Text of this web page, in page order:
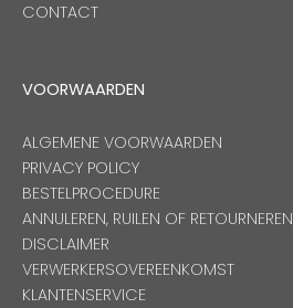
CONTACT
VOORWAARDEN
ALGEMENE VOORWAARDEN
PRIVACY POLICY
BESTELPROCEDURE
ANNULEREN, RUILEN OF RETOURNEREN
DISCLAIMER
VERWERKERSOVEREENKOMST
KLANTENSERVICE